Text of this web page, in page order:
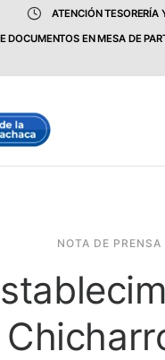
ATENCIÓN
DOCUMENTOS EN MESA DE
NOTA DE PRENSA